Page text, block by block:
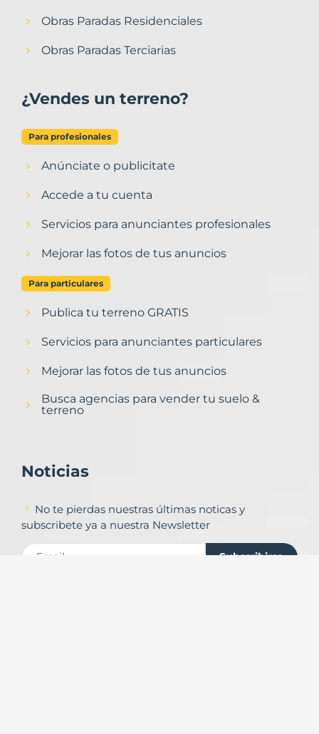
Obras Paradas Residenciales
Obras Paradas Terciarias
¿Vendes un terreno?
Para profesionales
Anúnciate o publicitate
Accede a tu cuenta
Servicios para anunciantes profesionales
Mejorar las fotos de tus anuncios
Para particulares
Publica tu terreno GRATIS
Servicios para anunciantes particulares
Mejorar las fotos de tus anuncios
Busca agencias para vender tu suelo &
terreno
Noticias
No te pierdas nuestras últimas noticas y
subscribete ya a nuestra Newsletter
Subscribirse